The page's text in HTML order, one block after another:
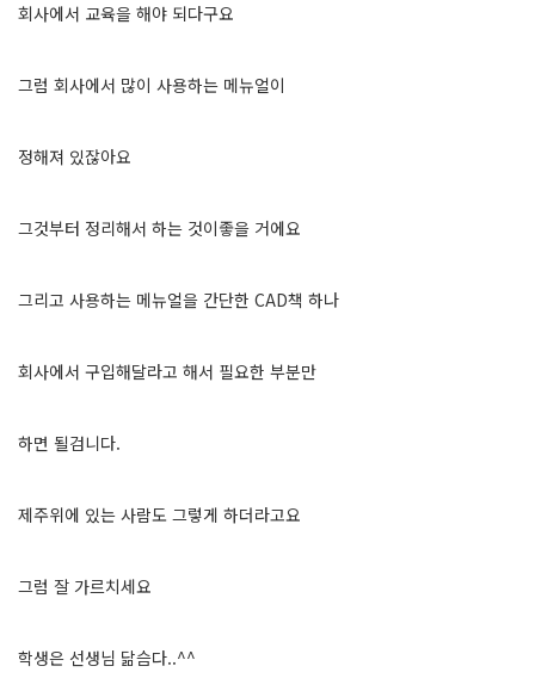
회사에서 교육을 해야 되다구요
그럼 회사에서 많이 사용하는 메뉴얼이
정해져 있잖아요
그것부터 정리해서 하는 것이좋을 거에요
그리고 사용하는 메뉴얼을 간단한 CAD책 하나
회사에서 구입해달라고 해서 필요한 부분만
하면 될검니다.
제주위에 있는 사람도 그렇게 하더라고요
그럼 잘 가르치세요
학생은 선생님 닮슴다..^^